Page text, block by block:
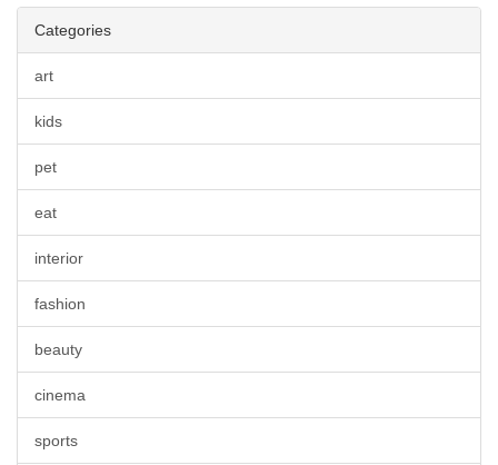
Categories
art
kids
pet
eat
interior
fashion
beauty
cinema
sports